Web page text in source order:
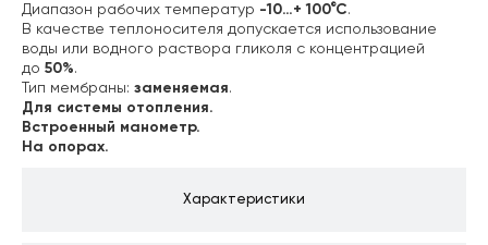
Характеристики
Диапазон рабочих температур -10…+ 100°С.
В качестве теплоносителя допускается использование
воды или водного раствора гликоля с концентрацией
до 50%.
Тип мембраны: заменяемая.
Для системы отопления.
Встроенный манометр.
На опорах.